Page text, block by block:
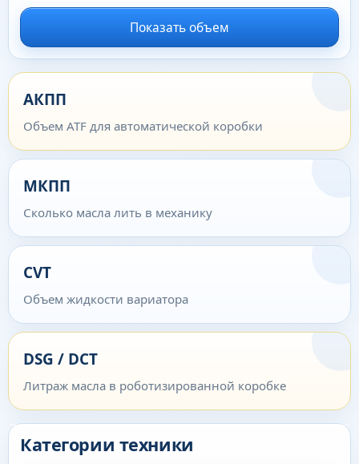
Показать объем
АКПП
Объем ATF для автоматической коробки
МКПП
Сколько масла лить в механику
CVT
Объем жидкости вариатора
DSG / DCT
Литраж масла в роботизированной коробке
Категории техники